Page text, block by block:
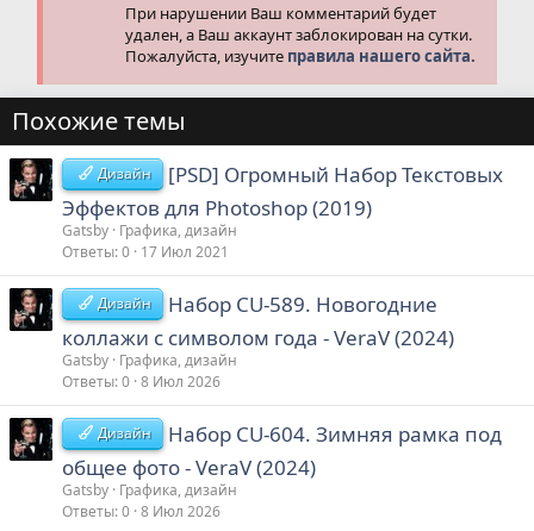
При нарушении Ваш комментарий будет
удален, а Ваш аккаунт заблокирован на сутки.
Пожалуйста, изучите правила нашего сайта.
Похожие темы
Дизайн
[PSD] Огромный Набор Текстовых
Эффектов для Photoshop (2019)
Gatsby Графика, дизайн
Ответы 0 17 Июл 2021
Дизайн
Набор CU-589. Новогодние
коллажи с символом года - VeraV (2024)
Gatsby Графика, дизайн
Ответы 0 8 Июл 2026
Дизайн
Набор CU-604. Зимняя рамка под
общее фото - VeraV (2024)
Gatsby Графика, дизайн
Ответы 0 8 Июл 2026